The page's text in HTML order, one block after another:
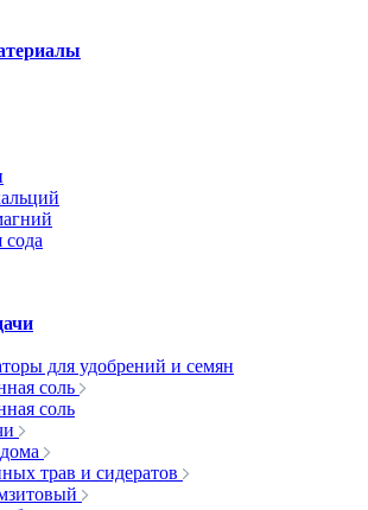
сода
для удобрений и семян
соль
соль
трав и сидератов